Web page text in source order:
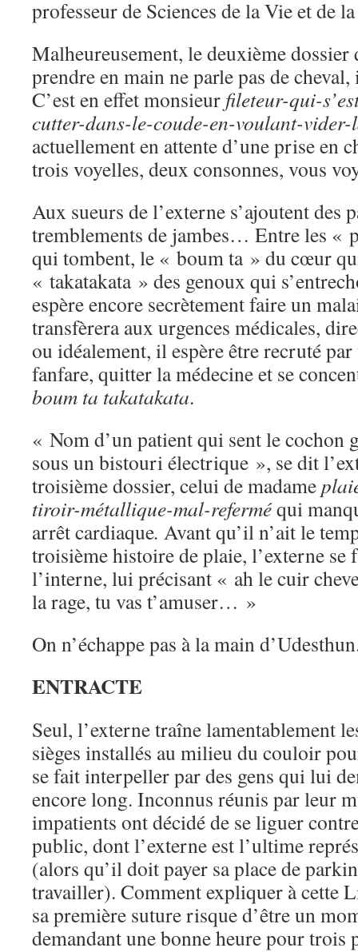
professeur de Sciences de la Vie et de
Malheureusement, le deuxième dossier
prendre en main ne parle pas de
C’est en effet monsieur fileteur-qui-
cutter-dans-le-coude-en-voulant-
actuellement en attente d’une prise
trois voyelles, deux consonnes, vous
Aux sueurs de l’externe s’ajoutent des
tremblements de jambes… Entre les «
qui tombent, le « boum ta » du cœur
« takatakata » des genoux qui
espère encore secrètement faire un
transfèrera aux urgences médicales,
ou idéalement, il espère être recruté
fanfare, quitter la médecine et se
boum ta takatakata.
« Nom d’un patient qui sent le cochon
sous un bistouri électrique », se dit
troisième dossier, celui de madame
tiroir-métallique-mal-referméqui
arrêt cardiaque. Avant qu’il n’ait le
troisième histoire de plaie, l’externe se
l’interne, lui précisant « ah le cuir
la rage, tu vas t’amuser… »
On n’échappe pas à la main
ENTRACTE
Seul, l’externe traîne lamentablement
sièges installés au milieu du couloir
se fait interpeller par des gens qui lui
encore long. Inconnus réunis par leur
impatients ont décidé de se liguer
public, dont l’externe est l’ultime
(alors qu’il doit payer sa place de
travailler). Comment expliquer à cette
sa première suture risque d’être un
demandant une bonne heure pour trois